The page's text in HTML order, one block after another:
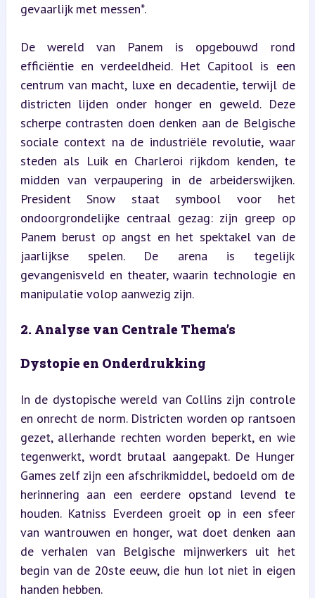
gevaarlijk met messen*.
De wereld van Panem is opgebouwd rond
efficiëntie en verdeeldheid. Het Capitool is een
centrum van macht, luxe en decadentie, terwijl de
districten lijden onder honger en geweld. Deze
scherpe contrasten doen denken aan de Belgische
sociale context na de industriële revolutie, waar
steden als Luik en Charleroi rijkdom kenden, te
midden van verpaupering in de arbeiderswijken.
President Snow staat symbool voor het
ondoorgrondelijke centraal gezag: zijn greep op
Panem berust op angst en het spektakel van de
jaarlijkse spelen. De arena is tegelijk
gevangenisveld en theater, waarin technologie en
manipulatie volop aanwezig zijn.
2. Analyse van Centrale Thema’s
Dystopie en Onderdrukking
In de dystopische wereld van Collins zijn controle
en onrecht de norm. Districten worden op rantsoen
gezet, allerhande rechten worden beperkt, en wie
tegenwerkt, wordt brutaal aangepakt. De Hunger
Games zelf zijn een afschrikmiddel, bedoeld om de
herinnering aan een eerdere opstand levend te
houden. Katniss Everdeen groeit op in een sfeer
van wantrouwen en honger, wat doet denken aan
de verhalen van Belgische mijnwerkers uit het
begin van de 20ste eeuw, die hun lot niet in eigen
handen hebben.